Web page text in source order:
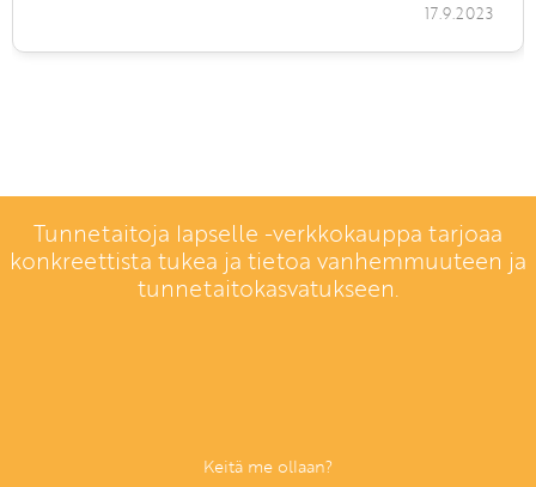
17.9.2023
Tunnetaitoja lapselle -verkkokauppa tarjoaa
konkreettista tukea ja tietoa vanhemmuuteen ja
tunnetaitokasvatukseen.
Keitä me ollaan?